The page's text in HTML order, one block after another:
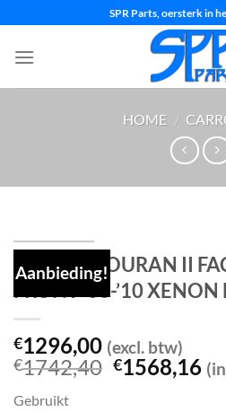
inhoud
SPR Parts, oersterk in
HOME /
Aanbieding!
Voorkop TOURAN II
FRONT ’06-’10
€1296,00 (excl. btw)
€1742,40 €1568,16
Gebruikt